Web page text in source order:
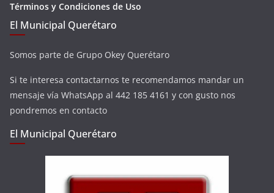
Términos y Condiciones de Uso
El Municipal Querétaro
Somos parte de Grupo Okey Querétaro
Si te interesa contactarnos te recomendamos mandar un
mensaje vía WhatsApp al 442 185 4161 y con gusto nos
pondremos en contacto
El Municipal Querétaro